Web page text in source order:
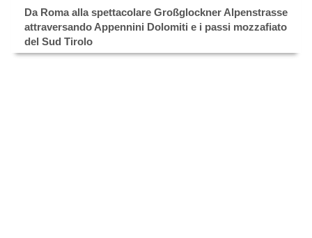
Da Roma alla spettacolare Großglockner Alpenstrasse
attraversando Appennini Dolomiti e i passi mozzafiato
del Sud Tirolo